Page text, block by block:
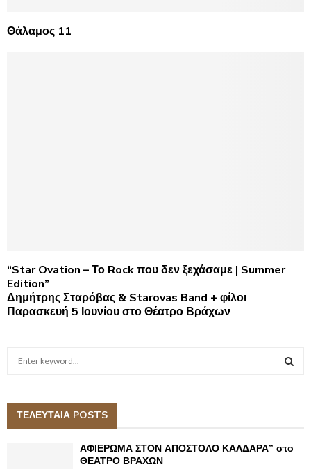
Θάλαμος 11
“Star Ovation – Το Rock που δεν ξεχάσαμε | Summer
Edition”
Δημήτρης Σταρόβας & Starovas Band + φίλοι
Παρασκευή 5 Ιουνίου στο Θέατρο Βράχων
h
A
ΤΕΛΕΥΤΑΙΑ POSTS
ΑΦΙΕΡΩΜΑ ΣΤΟΝ ΑΠΟΣΤΟΛΟ ΚΑΛΔΑΡΑ” στο
ΘΕΑΤΡΟ ΒΡΑΧΩΝ